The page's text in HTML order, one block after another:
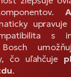
s
čo uľahčuje
.